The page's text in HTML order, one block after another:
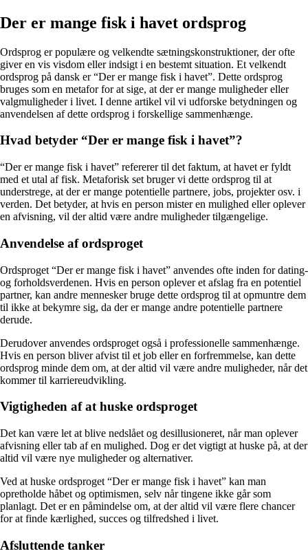
Der er mange fisk i havet ordsprog
Ordsprog er populære og velkendte sætningskonstruktioner, der ofte
giver en vis visdom eller indsigt i en bestemt situation. Et velkendt
ordsprog på dansk er “Der er mange fisk i havet”. Dette ordsprog
bruges som en metafor for at sige, at der er mange muligheder eller
valgmuligheder i livet. I denne artikel vil vi udforske betydningen og
anvendelsen af dette ordsprog i forskellige sammenhænge.
Hvad betyder “Der er mange fisk i havet”?
“Der er mange fisk i havet” refererer til det faktum, at havet er fyldt
med et utal af fisk. Metaforisk set bruger vi dette ordsprog til at
understrege, at der er mange potentielle partnere, jobs, projekter osv. i
verden. Det betyder, at hvis en person mister en mulighed eller oplever
en afvisning, vil der altid være andre muligheder tilgængelige.
Anvendelse af ordsproget
Ordsproget “Der er mange fisk i havet” anvendes ofte inden for dating-
og forholdsverdenen. Hvis en person oplever et afslag fra en potentiel
partner, kan andre mennesker bruge dette ordsprog til at opmuntre dem
til ikke at bekymre sig, da der er mange andre potentielle partnere
derude.
Derudover anvendes ordsproget også i professionelle sammenhænge.
Hvis en person bliver afvist til et job eller en forfremmelse, kan dette
ordsprog minde dem om, at der altid vil være andre muligheder, når det
kommer til karriereudvikling.
Vigtigheden af ​​at huske ordsproget
Det kan være let at blive nedslået og desillusioneret, når man oplever
afvisning eller tab af en mulighed. Dog er det vigtigt at huske på, at der
altid vil være nye muligheder og alternativer.
Ved at huske ordsproget “Der er mange fisk i havet” kan man
opretholde håbet og optimismen, selv når tingene ikke går som
planlagt. Det er en påmindelse om, at der altid vil være flere chancer
for at finde kærlighed, succes og tilfredshed i livet.
Afsluttende tanker